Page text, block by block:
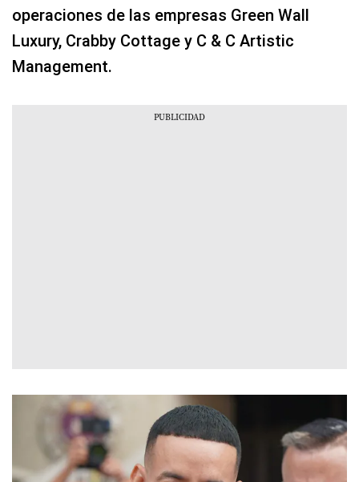
operaciones de las empresas Green Wall
Luxury, Crabby Cottage y C & C Artistic
Management.